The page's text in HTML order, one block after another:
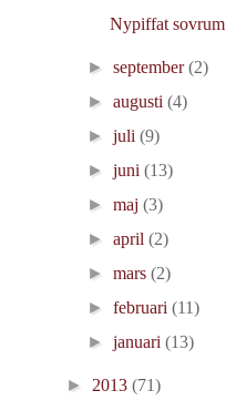
Nypiffat sovrum
►september(2)
►augusti(4)
►juli(9)
►juni(13)
►maj(3)
►april(2)
►mars(2)
►februari(11)
►januari(13)
► 2013 (71)